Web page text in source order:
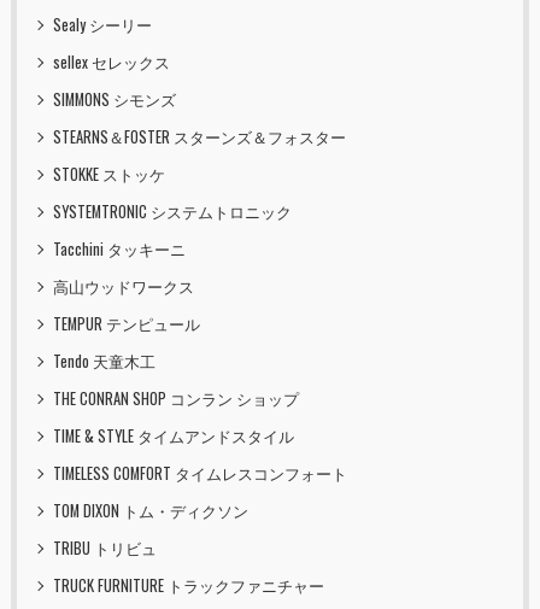
Sealy シーリー
sellex セレックス
SIMMONS シモンズ
STEARNS＆FOSTER スターンズ＆フォスター
STOKKE ストッケ
SYSTEMTRONIC システムトロニック
Tacchini タッキーニ
高山ウッドワークス
TEMPUR テンピュール
Tendo 天童木工
THE CONRAN SHOP コンラン ショップ
TIME & STYLE タイムアンドスタイル
TIMELESS COMFORT タイムレスコンフォート
TOM DIXON トム・ディクソン
TRIBU トリビュ
TRUCK FURNITURE トラックファニチャー